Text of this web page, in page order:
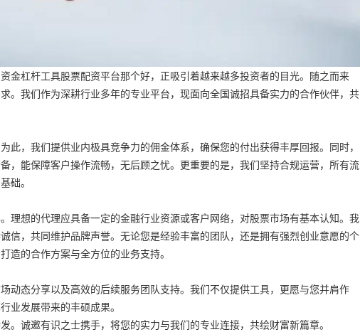
金杠杆工具股票配资平台那个好，正吸引着越来越多投资者的目光。随之而来
。我们作为深耕行业多年的专业平台，现面向全国诚招具备实力的合作伙伴，共
此，我们提供业内极具竞争力的佣金体系，确保您的付出获得丰厚回报。同时，
，能保障客户操作流畅，无后顾之忧。更重要的是，我们坚持合规运营，所有流
础。
理想的代理应具备一定的金融行业资源或客户网络，对股票市场有基本认知。我
信，共同维护品牌声誉。无论您是经验丰富的团队，还是拥有强烈创业意愿的个
造的合作方案与全方位的业务支持。
动态分享以及高效的后续服务团队支持。我们不仅提供工具，更愿与您并肩作
业发展带来的丰硕成果。
。诚邀有识之士携手，将您的实力与我们的专业连接，共绘财富新篇章。